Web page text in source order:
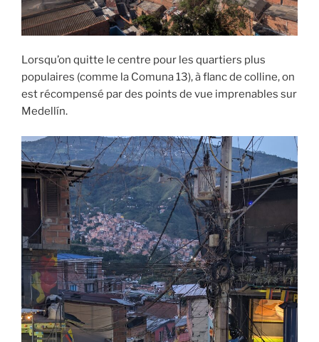
Lorsqu’on quitte le centre pour les quartiers plus
populaires (comme la Comuna 13), à flanc de colline, on
est récompensé par des points de vue imprenables sur
Medellín.